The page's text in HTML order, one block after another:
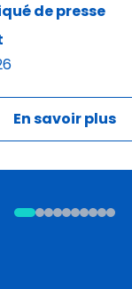
de presse
En savoir plus